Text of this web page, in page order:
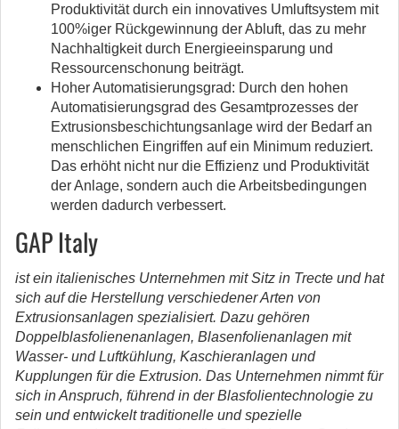
Produktivität durch ein innovatives Umluftsystem mit
100%iger Rückgewinnung der Abluft, das zu mehr
Nachhaltigkeit durch Energieeinsparung und
Ressourcenschonung beiträgt.
Hoher Automatisierungsgrad: Durch den hohen
Automatisierungsgrad des Gesamtprozesses der
Extrusionsbeschichtungsanlage wird der Bedarf an
menschlichen Eingriffen auf ein Minimum reduziert.
Das erhöht nicht nur die Effizienz und Produktivität
der Anlage, sondern auch die Arbeitsbedingungen
werden dadurch verbessert.
GAP Italy
ist ein italienisches Unternehmen mit Sitz in Trecte und hat
sich auf die Herstellung verschiedener Arten von
Extrusionsanlagen spezialisiert. Dazu gehören
Doppelblasfolienenanlagen, Blasenfolienanlagen mit
Wasser- und Luftkühlung, Kaschieranlagen und
Kupplungen für die Extrusion. Das Unternehmen nimmt für
sich in Anspruch, führend in der Blasfolientechnologie zu
sein und entwickelt traditionelle und spezielle